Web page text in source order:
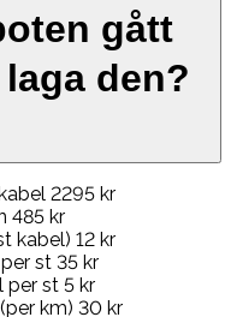
gått
den?
2295 kr
485 kr
kabel) 12 kr
st 35 kr
per st 5 kr
km) 30 kr